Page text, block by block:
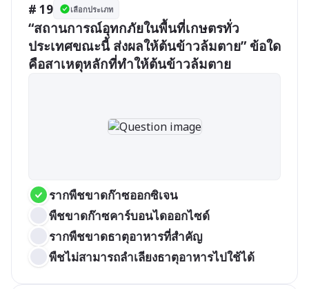
# 19 เลือกประเภท
“สถานการณ์อุทกภัยในพื้นที่เกษตรทั่ว
ประเทศขณะนี้ ส่งผลให้ต้นข้าวล้มตาย” ข้อใด
รากพืชขาดก๊าซออกซิเจน
พืชขาดก๊าซคาร์บอนไดออกไซด์
รากพืชขาดธาตุอาหารที่สำคัญ
พืชไม่สามารถลำเลียงธาตุอาหารไปใช้ได้